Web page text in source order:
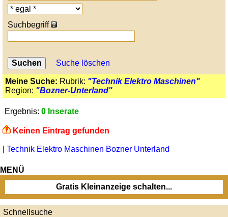
Suchbegriff
Suche löschen
Meine Suche: Rubrik: "Technik Elektro Maschinen"
Region: "Bozner-Unterland"
Ergebnis: 0 Inserate
Keinen Eintrag gefunden
Technik Elektro Maschinen Bozner Unterland
MENÜ
Gratis Kleinanzeige schalten...
Schnellsuche